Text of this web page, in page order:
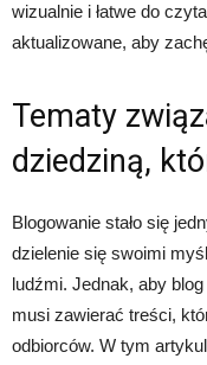
wizualnie i łatwe do
aktualizowane, aby
Tematy
dziedziną,
Blogowanie stało się
dzielenie się swoimi
ludźmi. Jednak, aby
musi zawierać treści,
odbiorców. W tym